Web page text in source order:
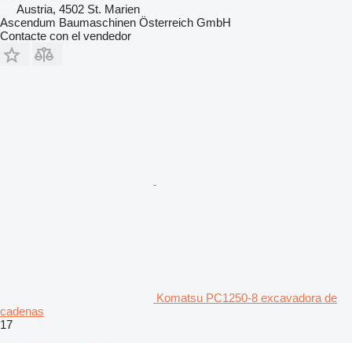
Austria, 4502 St. Marien
Ascendum Baumaschinen Österreich GmbH
Contacte con el vendedor
Komatsu PC1250-8 excavadora de
cadenas
17